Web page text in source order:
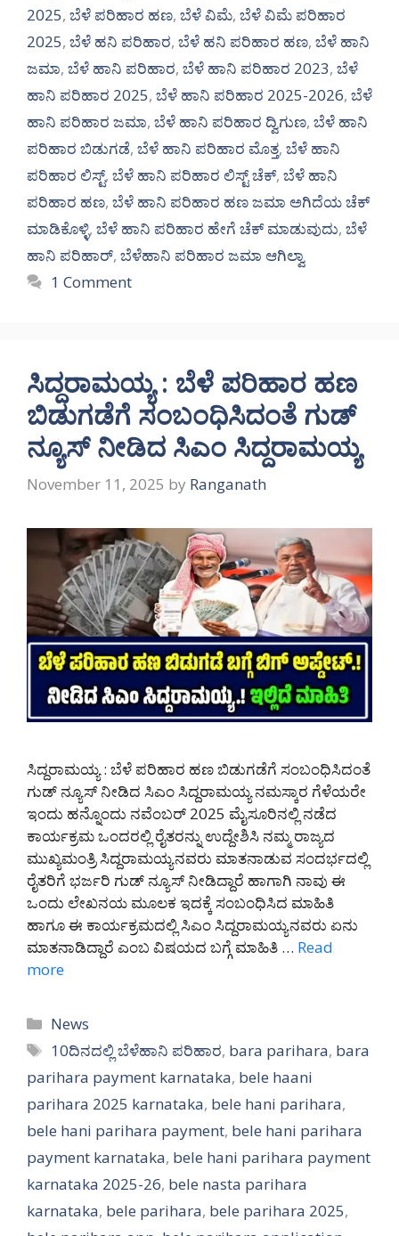
2025, ಬೆಳೆ ಪರಿಹಾರ ಹಣ, ಬೆಳೆ ವಿಮೆ, ಬೆಳೆ ವಿಮೆ ಪರಿಹಾರ
2025, ಬೆಳೆ ಹನಿ ಪರಿಹಾರ, ಬೆಳೆ ಹನಿ ಪರಿಹಾರ ಹಣ, ಬೆಳೆ ಹಾನಿ
ಜಮಾ, ಬೆಳೆ ಹಾನಿ ಪರಿಹಾರ, ಬೆಳೆ ಹಾನಿ ಪರಿಹಾರ 2023, ಬೆಳೆ
ಹಾನಿ ಪರಿಹಾರ 2025, ಬೆಳೆ ಹಾನಿ ಪರಿಹಾರ 2025-2026, ಬೆಳೆ
ಹಾನಿ ಪರಿಹಾರ ಜಮಾ, ಬೆಳೆ ಹಾನಿ ಪರಿಹಾರ ದ್ವಿಗುಣ, ಬೆಳೆ ಹಾನಿ
ಪರಿಹಾರ ಬಿಡುಗಡೆ, ಬೆಳೆ ಹಾನಿ ಪರಿಹಾರ ಮೊತ್ತ, ಬೆಳೆ ಹಾನಿ
ಪರಿಹಾರ ಲಿಸ್ಟ್, ಬೆಳೆ ಹಾನಿ ಪರಿಹಾರ ಲಿಸ್ಟ್ ಚೆಕ್, ಬೆಳೆ ಹಾನಿ
ಪರಿಹಾರ ಹಣ, ಬೆಳೆ ಹಾನಿ ಪರಿಹಾರ ಹಣ ಜಮಾ ಅಗಿದೆಯ ಚೆಕ್
ಮಾಡಿಕೊಳ್ಳಿ, ಬೆಳೆ ಹಾನಿ ಪರಿಹಾರ ಹೇಗೆ ಚೆಕ್ ಮಾಡುವುದು, ಬೆಳೆ
ಹಾನಿ ಪರಿಹಾರ್, ಬೆಳೆಹಾನಿ ಪರಿಹಾರ ಜಮಾ ಆಗಿಲ್ವಾ
1 Comment
ಸಿದ್ದರಾಮಯ್ಯ : ಬೆಳೆ ಪರಿಹಾರ ಹಣ
ಬಿಡುಗಡೆಗೆ ಸಂಬಂಧಿಸಿದಂತೆ ಗುಡ್
ನ್ಯೂಸ್ ನೀಡಿದ ಸಿಎಂ ಸಿದ್ದರಾಮಯ್ಯ
November 11, 2025 by Ranganath
ಸಿದ್ದರಾಮಯ್ಯ : ಬೆಳೆ ಪರಿಹಾರ ಹಣ ಬಿಡುಗಡೆಗೆ ಸಂಬಂಧಿಸಿದಂತೆ
ಗುಡ್ ನ್ಯೂಸ್ ನೀಡಿದ ಸಿಎಂ ಸಿದ್ದರಾಮಯ್ಯ ನಮಸ್ಕಾರ ಗೆಳೆಯರೇ
ಇಂದು ಹನ್ನೊಂದು ನವೆಂಬರ್ 2025 ಮೈಸೂರಿನಲ್ಲಿ ನಡೆದ
ಕಾರ್ಯಕ್ರಮ ಒಂದರಲ್ಲಿ ರೈತರನ್ನು ಉದ್ದೇಶಿಸಿ ನಮ್ಮ ರಾಜ್ಯದ
ಮುಖ್ಯಮಂತ್ರಿ ಸಿದ್ದರಾಮಯ್ಯನವರು ಮಾತನಾಡುವ ಸಂದರ್ಭದಲ್ಲಿ
ರೈತರಿಗೆ ಭರ್ಜರಿ ಗುಡ್ ನ್ಯೂಸ್ ನೀಡಿದ್ದಾರೆ ಹಾಗಾಗಿ ನಾವು ಈ
ಒಂದು ಲೇಖನಯ ಮೂಲಕ ಇದಕ್ಕೆ ಸಂಬಂಧಿಸಿದ ಮಾಹಿತಿ
ಹಾಗೂ ಈ ಕಾರ್ಯಕ್ರಮದಲ್ಲಿ ಸಿಎಂ ಸಿದ್ದರಾಮಯ್ಯನವರು ಏನು
ಮಾತನಾಡಿದ್ದಾರೆ ಎಂಬ ವಿಷಯದ ಬಗ್ಗೆ ಮಾಹಿತಿ … Read
more
Categories
News
Tags
10ದಿನದಲ್ಲಿ ಬೆಳೆಹಾನಿ ಪರಿಹಾರ, bara parihara, bara
parihara payment karnataka, bele haani
parihara 2025 karnataka, bele hani parihara,
bele hani parihara payment, bele hani parihara
payment karnataka, bele hani parihara payment
karnataka 2025-26, bele nasta parihara
karnataka, bele parihara, bele parihara 2025,